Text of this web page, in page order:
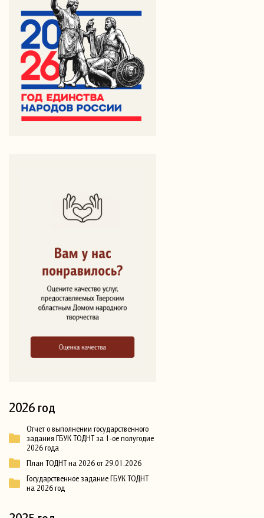
2026 год
Отчет о выполнении государственного
задания ГБУК ТОДНТ за 1-ое полугодие
2026 года
План ТОДНТ на 2026 от 29.01.2026
Государственное задание ГБУК ТОДНТ
на 2026 год